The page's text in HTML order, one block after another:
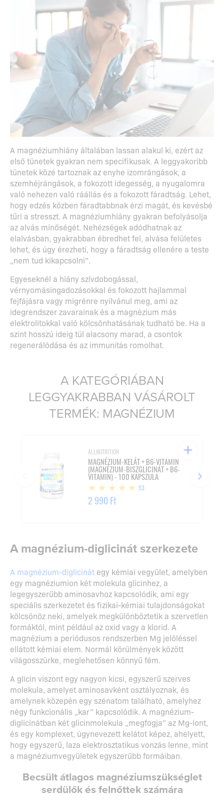
A magnéziumhiány általában lassan alakul ki, ezért az
első tünetek gyakran nem specifikusak. A leggyakoribb
tünetek közé tartoznak az enyhe izomrángások, a
szemhéjrángások, a fokozott idegesség, a nyugalomra
való nehezen való ráállás és a fokozott fáradtság. Lehet,
hogy edzés közben fáradtabbnak érzi magát, és kevésbé
tűri a stresszt. A magnéziumhiány gyakran befolyásolja
az alvás minőségét. Nehézségek adódhatnak az
elalvásban, gyakrabban ébredhet fel, alvása felületes
lehet, és úgy érezheti, hogy a fáradtság ellenére a teste
„nem tud kikapcsolni”.
Egyeseknél a hiány szívdobogással,
vérnyomásingadozásokkal és fokozott hajlammal
fejfájásra vagy migrénre nyilvánul meg, ami az
idegrendszer zavarainak és a magnézium más
elektrolitokkal való kölcsönhatásának tudható be. Ha a
szint hosszú ideig túl alacsony marad, a csontok
regenerálódása és az immunitás romolhat.
A KATEGÓRIÁBAN
LEGGYAKRABBAN VÁSÁROLT
TERMÉK: MAGNÉZIUM
ALLNUTRITION
MAGNÉZIUM-KELÁT + B6-VITAMIN
(MAGNÉZIUM-BISZGLICINÁT + B6-
VITAMIN) - 100 KAPSZULA
53
2 990 Ft
A magnézium-diglicinát szerkezete
A magnézium-diglicinát egy kémiai vegyület, amelyben
egy magnéziumion két molekula glicinhez, a
legegyszerűbb aminosavhoz kapcsolódik, ami egy
speciális szerkezetet és fizikai-kémiai tulajdonságokat
kölcsönöz neki, amelyek megkülönböztetik a szervetlen
formáktól, mint például az oxid vagy a klorid. A
magnézium a periódusos rendszerben Mg jelöléssel
ellátott kémiai elem. Normál körülmények között
világosszürke, meglehetősen könnyű fém.
A glicin viszont egy nagyon kicsi, egyszerű szerves
molekula, amelyet aminosavként osztályoznak, és
amelynek közepén egy szénatom található, amelyhez
négy funkcionális „kar” kapcsolódik. A magnézium-
diglicinátban két glicinmolekula „megfogja” az Mg-iont,
és egy komplexet, úgynevezett kelátot képez, ahelyett,
hogy egyszerű, laza elektrosztatikus vonzás lenne, mint
a magnéziumvegyületek egyszerűbb formáiban.
Becsült átlagos magnéziumszükséglet
serdülők és felnőttek számára